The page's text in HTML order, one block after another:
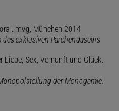
mvg, München 2014
exklusiven Pärchendaseins
Sex, Vernunft und Glück.
der Monogamie.